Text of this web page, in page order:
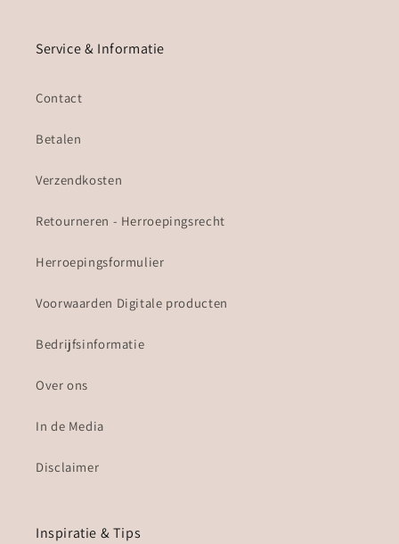
Service & Informatie
Contact
Betalen
Verzendkosten
Retourneren - Herroepingsrecht
Herroepingsformulier
Voorwaarden Digitale producten
Bedrijfsinformatie
Over ons
In de Media
Disclaimer
Inspiratie & Tips